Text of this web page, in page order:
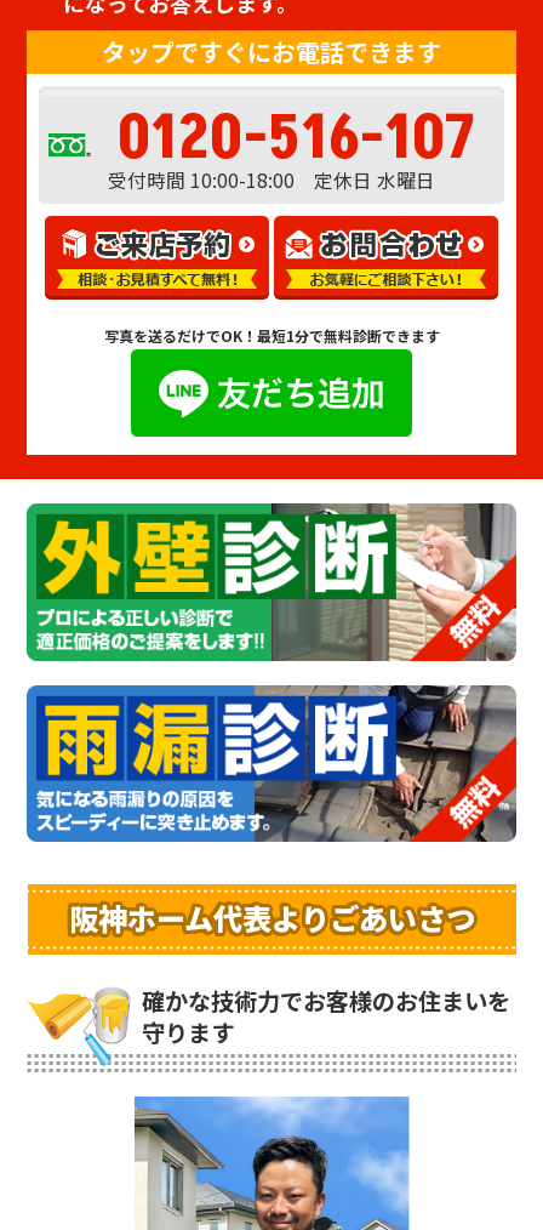
タップですぐにお電話できます
0120-516-107
受付時間 10:00-18:00 定休日 水曜日
写真を送るだけでOK！ 最短1分で無料診断できます
阪神ホーム代表よりごあいさつ
確かな技術力でお客様のお住まいを
守ります